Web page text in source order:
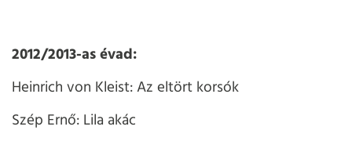
2012/2013-as évad:
Heinrich von Kleist: Az eltört korsók
Szép Ernő: Lila akác